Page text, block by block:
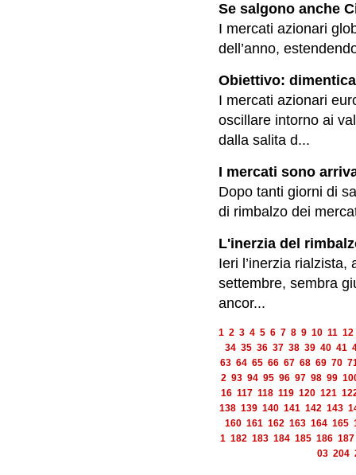
Se salgono anche
I mercati azionari
dell’anno,
Obiettivo:
I mercati azionari
oscillare intorno ai
dalla salita d...
I mercati sono
Dopo tanti giorni di
di rimbalzo dei
L'inerzia del
Ieri l’inerzia rialzista,
settembre, sembra
ancor...
1 2 3 4 5 6 7 8 9 10 11 12
34 35 36 37 38 39 40 41
63 64 65 66 67 68 69 70
2 93 94 95 96 97 98 99
16 117 118 119 120 121
138 139 140 141 142 143
160 161 162 163 164 165
1 182 183 184 185 186 187
03 204